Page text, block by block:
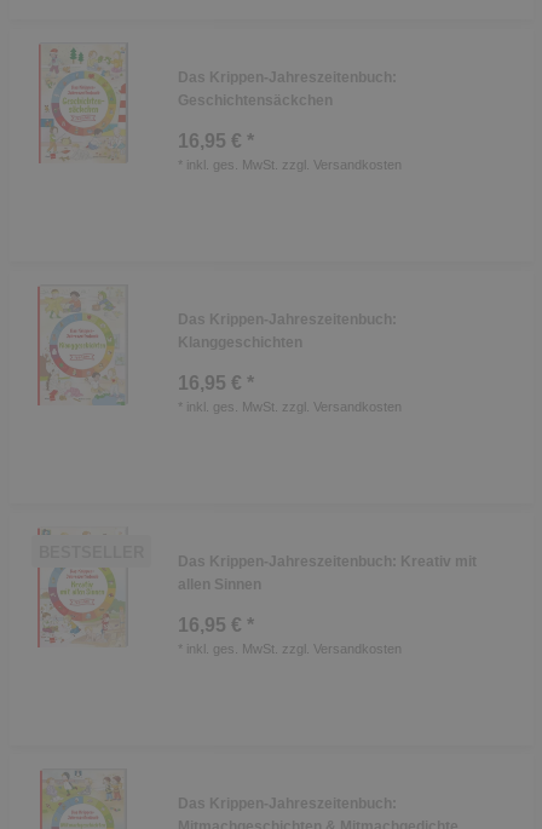
Das Krippen-Jahreszeitenbuch:
Geschichtensäckchen
16,95 € *
* inkl. ges. MwSt. zzgl. Versandkosten
Das Krippen-Jahreszeitenbuch:
Klanggeschichten
16,95 € *
* inkl. ges. MwSt. zzgl. Versandkosten
Das Krippen-Jahreszeitenbuch: Kreativ mit
allen Sinnen
16,95 € *
* inkl. ges. MwSt. zzgl. Versandkosten
Das Krippen-Jahreszeitenbuch: